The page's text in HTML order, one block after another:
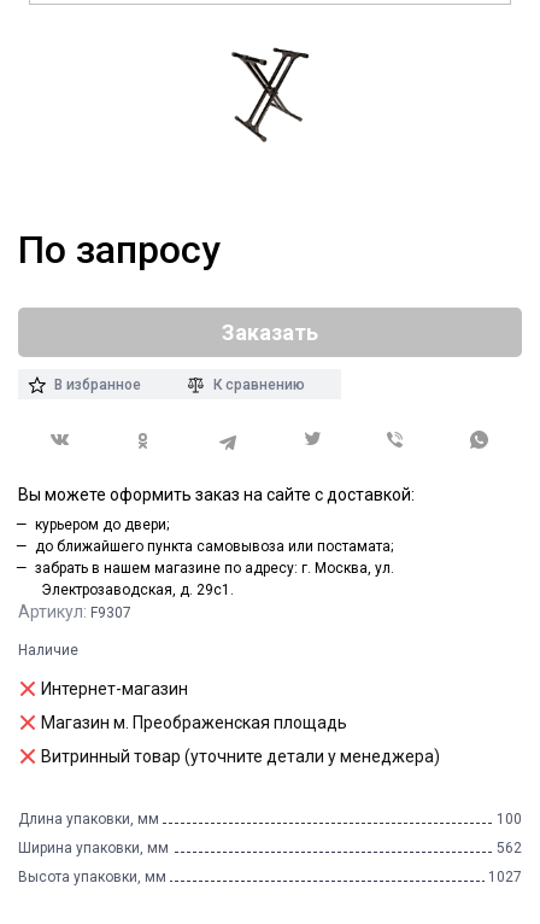
Артикул: F9307
Наличие
Интернет-магазин
Магазин м. Преображенская площадь
Витринный товар (уточните детали у менеджера)
Длина упаковки, мм
100
Ширина упаковки, мм
562
Высота упаковки, мм
1027
По запросу
Заказать
В избранное К сравнению
Вы можете оформить заказ на сайте с доставкой:
курьером до двери;
до ближайшего пункта самовывоза или постамата;
забрать в нашем магазине по адресу: г. Москва, ул.
Электрозаводская, д. 29с1.